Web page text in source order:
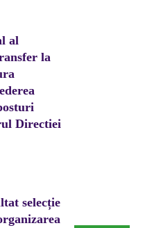
al
la
Directiei
selecție